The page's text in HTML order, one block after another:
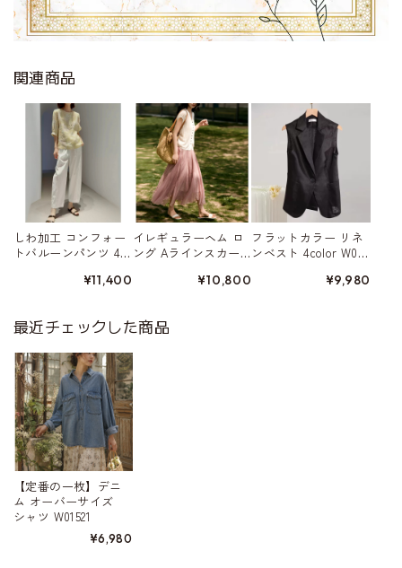
関連商品
しわ加工 コンフォー
トバルーンパンツ 4c
¥11,400
イレギュラーヘム ロ
ング Aラインスカー
¥10,800
フラットカラー リネ
ンベスト 4color W015
¥9,980
最近チェックした商品
【定番の一枚】デニ
ム オーバーサイズ
シャツ W01521
¥6,980